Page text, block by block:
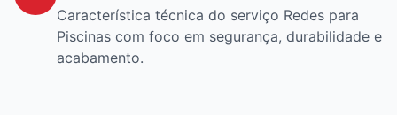
Característica técnica do serviço Redes para
Piscinas com foco em segurança, durabilidade e
acabamento.